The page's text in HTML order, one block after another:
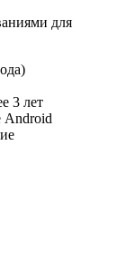
для
3 лет
Android